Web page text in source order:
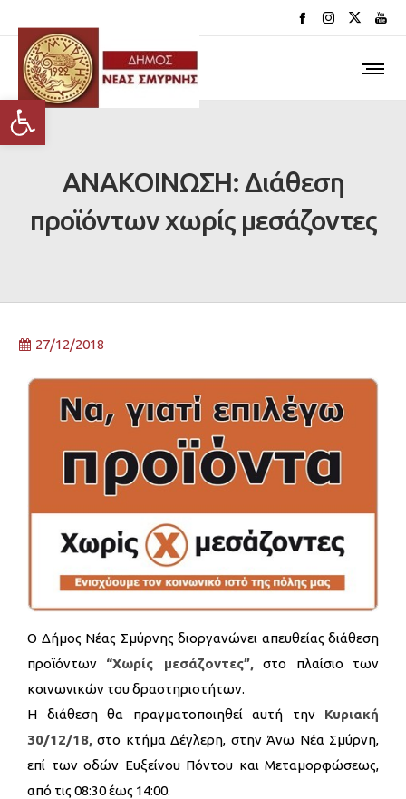
Ανοίξτε τη γραμμή εργαλείων
ΑΝΑΚΟΙΝΩΣΗ: Διάθεση
προϊόντων χωρίς μεσάζοντες
27/12/2018
Ο Δήμος Νέας Σμύρνης διοργανώνει απευθείας διάθεση
προϊόντων “Χωρίς μεσάζοντες”,στο πλαίσιο των
κοινωνικών του δραστηριοτήτων.
Η διάθεση θα πραγματοποιηθεί αυτή την Κυριακή
30/12/18, στο κτήμα Δέγλερη, στην Άνω Νέα Σμύρνη,
επί των οδών Ευξείνου Πόντου και Μεταμορφώσεως,
από τις 08:30 έως 14:00.